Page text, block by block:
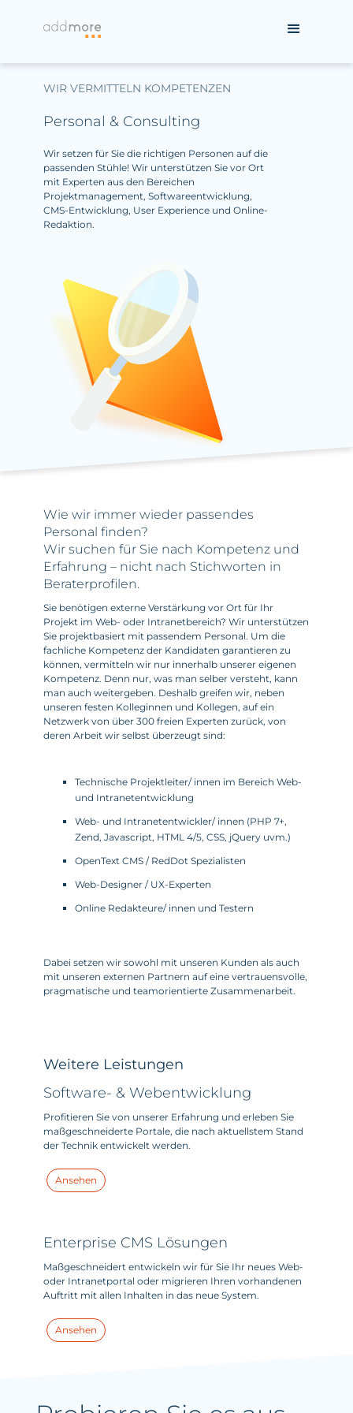
WIR VERMITTELN KOMPETENZEN
Personal & Consulting
Wir setzen für Sie die richtigen Personen auf die
passenden Stühle! Wir unterstützen Sie vor Ort
mit Experten aus den Bereichen
Projektmanagement, Softwareentwicklung,
CMS-Entwicklung, User Experience und Online-
Redaktion.
Wie wir immer wieder passendes
Personal finden?
Wir suchen für Sie nach Kompetenz und
Erfahrung – nicht nach Stichworten in
Beraterprofilen.
Sie benötigen externe Verstärkung vor Ort für Ihr
Projekt im Web- oder Intranetbereich? Wir unterstützen
Sie projektbasiert mit passendem Personal. Um die
fachliche Kompetenz der Kandidaten garantieren zu
können, vermitteln wir nur innerhalb unserer eigenen
Kompetenz. Denn nur, was man selber versteht, kann
man auch weitergeben. Deshalb greifen wir, neben
unseren festen Kolleginnen und Kollegen, auf ein
Netzwerk von über 300 freien Experten zurück, von
deren Arbeit wir selbst überzeugt sind:
Technische Projektleiter/ innen im Bereich Web-
und Intranetentwicklung
Web- und Intranetentwickler/ innen (PHP 7+,
Zend, Javascript, HTML 4/5, CSS, jQuery uvm.)
OpenText CMS / RedDot Spezialisten
Web-Designer / UX-Experten
Online Redakteure/ innen und Testern
Dabei setzen wir sowohl mit unseren Kunden als auch
mit unseren externen Partnern auf eine vertrauensvolle,
pragmatische und teamorientierte Zusammenarbeit.
Weitere Leistungen
Software- & Webentwicklung
Profitieren Sie von unserer Erfahrung und erleben Sie
maßgeschneiderte Portale, die nach aktuellstem Stand
der Technik entwickelt werden.
Ansehen
Enterprise CMS Lösungen
Maßgeschneidert entwickeln wir für Sie Ihr neues Web-
oder Intranetportal oder migrieren Ihren vorhandenen
Auftritt mit allen Inhalten in das neue System.
Ansehen